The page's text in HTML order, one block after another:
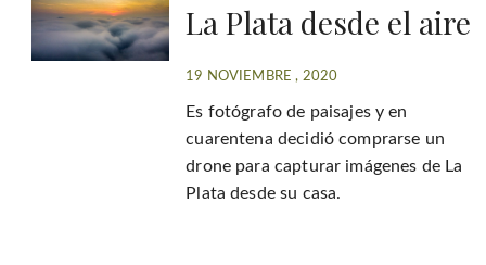
La Plata desde el aire
19 NOVIEMBRE , 2020
Es fotógrafo de paisajes y en
cuarentena decidió comprarse un
drone para capturar imágenes de La
Plata desde su casa.